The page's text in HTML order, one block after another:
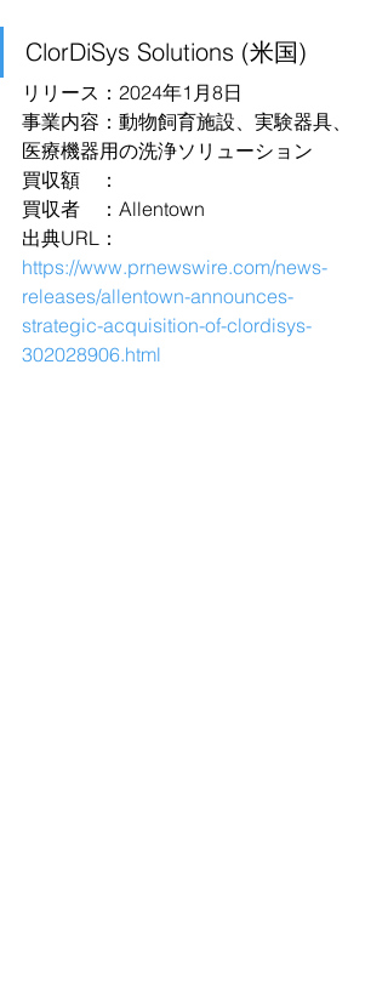
ClorDiSys Solutions (米国)
リリース：2024年1月8日
事業内容：動物飼育施設、実験器具、
医療機器用の洗浄ソリューション
買収額　：
買収者　：Allentown
出典URL：
https://www.prnewswire.com/news-
releases/allentown-announces-
strategic-acquisition-of-clordisys-
302028906.html